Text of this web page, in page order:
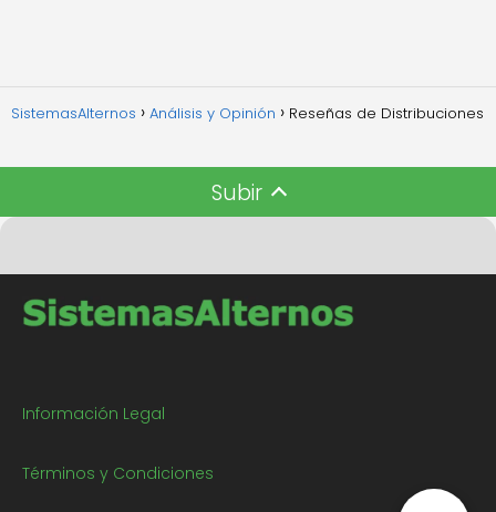
SistemasAlternos Análisis y Opinión Reseñas de Distribuciones
Subir
Información Legal
Términos y Condiciones